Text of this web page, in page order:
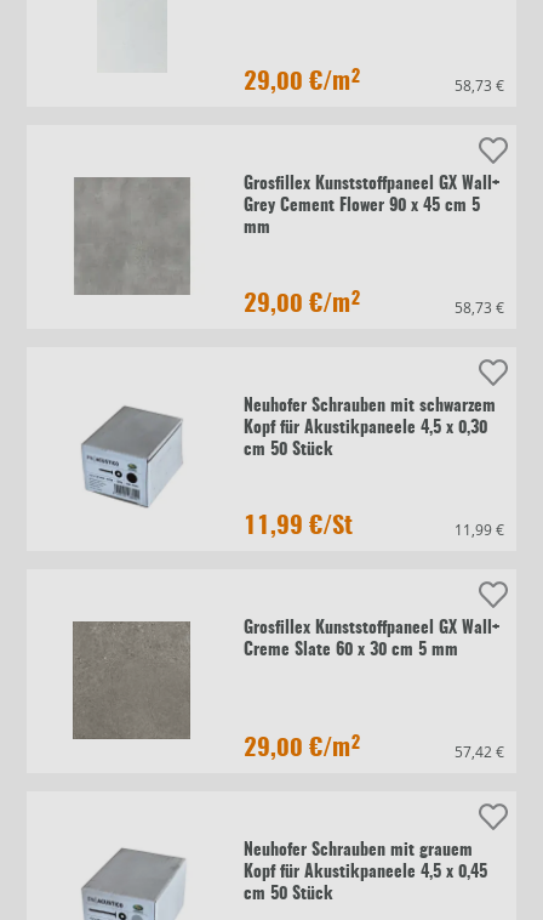
29,00 €/m² 58,73 €
Grosfillex Kunststoffpaneel GX Wall+
Grey Cement Flower 90 x 45 cm 5
mm
29,00 €/m² 58,73 €
Neuhofer Schrauben mit schwarzem
Kopf für Akustikpaneele 4,5 x 0,30
cm 50 Stück
11,99 €/St 11,99 €
Grosfillex Kunststoffpaneel GX Wall+
Creme Slate 60 x 30 cm 5 mm
29,00 €/m² 57,42 €
Neuhofer Schrauben mit grauem
Kopf für Akustikpaneele 4,5 x 0,45
cm 50 Stück